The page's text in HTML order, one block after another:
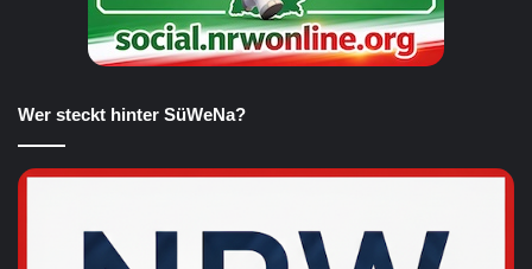
Wer steckt hinter SüWeNa?